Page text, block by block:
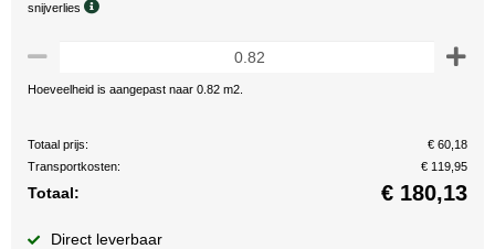
snijverlies
Hoeveelheid is aangepast naar 0.82 m2.
Totaal prijs:
€ 60,18
Transportkosten:
€ 119,95
Totaal: € 180,13
Direct leverbaar